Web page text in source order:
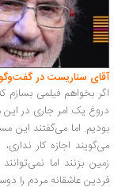
سناریست در گفت‌وگو با
بخواهم فیلمی بسازم که
یک امر جاری در این
اما می‌گفتند این
اجازه کار نداری،
بزنند اما نمی‌توانند من
عاشقانه مردم را دوست